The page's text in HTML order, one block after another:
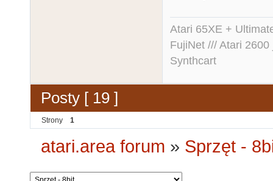
Atari 65XE +
FujiNet /// Atari
Synthcart
Posty [ 19 ]
Strony 1
atari.area forum » Sprzęt -